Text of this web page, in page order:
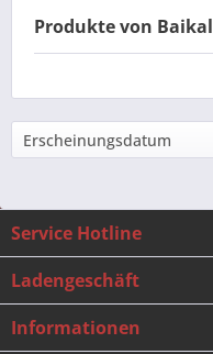
Produkte von Baikal
Service Hotline
Ladengeschäft
Informationen